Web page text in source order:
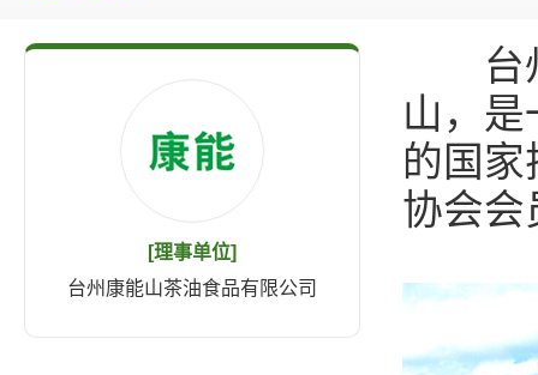
[理事单位]
台州康能山茶油食品有限公司
台州
山，
的国
协会会